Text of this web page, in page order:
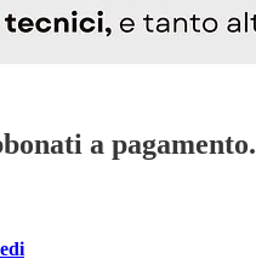
a pagamento.